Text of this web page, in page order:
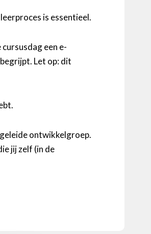
is essentieel.
een e-
Let op: dit
ontwikkelgroep.
jij zelf (in de